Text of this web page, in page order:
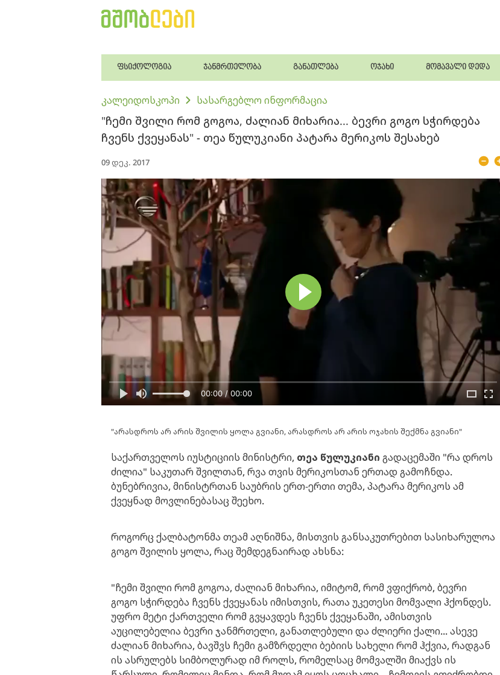
ფსიქოლოგია ჯანმრთელობა განათლება ოჯახი მომავალი დედა
კალეიდოსკოპი სასარგებლო ინფორმაცია
"ჩემი შვილი რომ გოგოა, ძალიან მიხარია... ბევრი გოგო სჭირდება
ჩვენს ქვეყანას" - თეა წულუკიანი პატარა მერიკოს შესახებ
09 დეკ. 2017
00:00 / 00:00
"არასდროს არ არის შვილის ყოლა გვიანი, არასდროს არ არის ოჯახის შექმნა გვიანი"
საქართველოს იუსტიციის მინისტრი, თეა წულუკიანი გადაცემაში "რა დროს
ძილია" საკუთარ შვილთან, რვა თვის მერიკოსთან ერთად გამოჩნდა.
ბუნებრივია, მინისტრთან საუბრის ერთ-ერთი თემა, პატარა მერიკოს ამ
ქვეყნად მოვლინებასაც შეეხო.
როგორც ქალბატონმა თეამ აღნიშნა, მისთვის განსაკუთრებით სასიხარულოა
გოგო შვილის ყოლა, რაც შემდეგნაირად ახსნა:
"ჩემი შვილი რომ გოგოა, ძალიან მიხარია, იმიტომ, რომ ვფიქრობ, ბევრი
გოგო სჭირდება ჩვენს ქვეყანას იმისთვის, რათა უკეთესი მომვალი ჰქონდეს.
უფრო მეტი ქართველი რომ გვყავდეს ჩვენს ქვეყანაში, ამისთვის
აუცილებელია ბევრი ჯანმრთელი, განათლებული და ძლიერი ქალი... ასევე
ძალიან მიხარია, ბავშვს ჩემი გამზრდელი ბებიის სახელი რომ ჰქვია, რადგან
ის ასრულებს სიმბოლურად იმ როლს, რომელსაც მომვალში მიაქვს ის